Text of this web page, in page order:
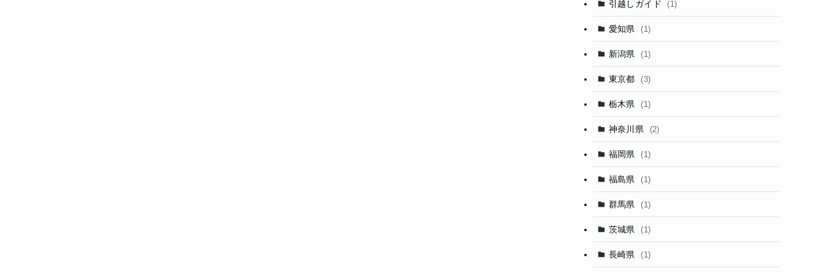
引越しガイド (1)
愛知県 (1)
新潟県 (1)
東京都 (3)
栃木県 (1)
神奈川県 (2)
福岡県 (1)
福島県 (1)
群馬県 (1)
茨城県 (1)
長崎県 (1)